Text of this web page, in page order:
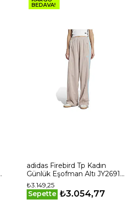
BEDAVA!
adidas Firebird Tp Kadın
Günlük Eşofman Altı JY2691
Krem
₺3.149,25
Sepette ₺3.054,77